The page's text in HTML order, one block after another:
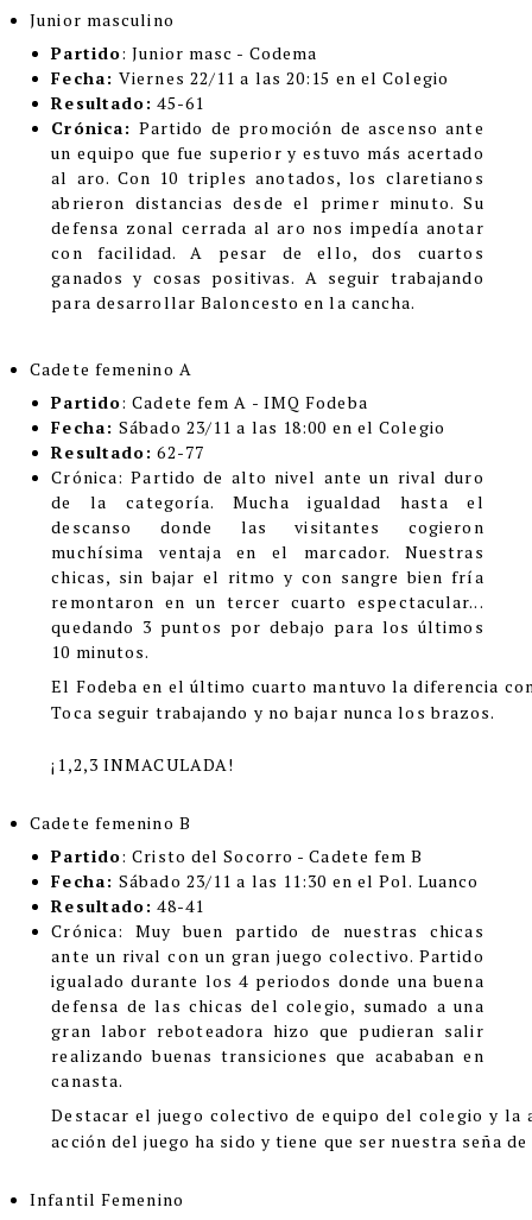
Junior masculino
Partido: Junior masc - Codema
Fecha:Viernes 22/11 a las 20:15 en el Colegio
Resultado: 45-61
Crónica: Partido de promoción de ascenso ante
un equipo que fue superior y estuvo más acertado
al aro. Con 10 triples anotados, los claretianos
abrieron distancias desde el primer minuto. Su
defensa zonal cerrada al aro nos impedía anotar
con facilidad. A pesar de ello, dos cuartos
ganados y cosas positivas. A seguir trabajando
para desarrollar Baloncesto en la cancha.
Cadete femenino A
Partido: Cadete fem A - IMQ Fodeba
Fecha:Sábado 23/11 a las 18:00 en el Colegio
Resultado: 62-77
Crónica: Partido de alto nivel ante un rival duro
de la categoría. Mucha igualdad hasta el
descanso donde las visitantes cogieron
muchísima ventaja en el marcador. Nuestras
chicas, sin bajar el ritmo y con sangre bien fría
remontaron en un tercer cuarto espectacular...
quedando 3 puntos por debajo para los últimos
10 minutos.
El Fodeba en el último cuarto mantuvo la diferencia
Toca seguir trabajando y no bajar nunca los brazos.
¡1,2,3 INMACULADA!
Cadete femenino B
Partido: Cristo del Socorro - Cadete fem B
Fecha:Sábado 23/11 a las 11:30 en el Pol. Luanco
Resultado: 48-41
Crónica:
Muy buen partido de nuestras chicas
ante un rival con un gran juego colectivo. Partido
igualado durante los 4 periodos donde una buena
defensa de las chicas del colegio, sumado a una
gran labor reboteadora hizo que pudieran salir
realizando buenas transiciones que acababan en
canasta.
Destacar el juego colectivo de equipo del colegio y la
acción del juego ha sido y tiene que ser nuestra seña
Infantil Femenino